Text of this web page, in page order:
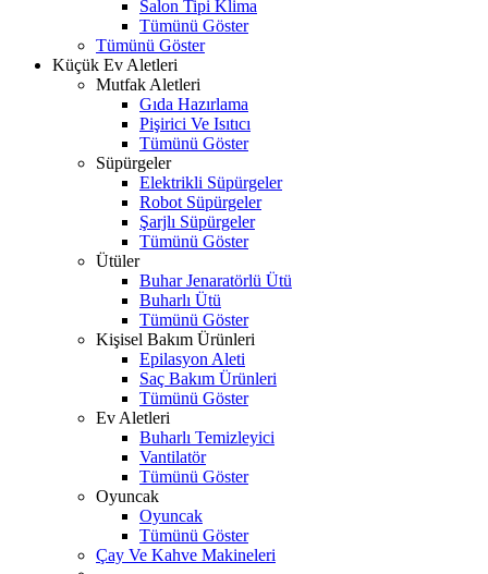
Salon Tipi Klima
Tümünü Göster
Tümünü Göster
Küçük Ev Aletleri
Mutfak Aletleri
Gıda Hazırlama
Pişirici Ve Isıtıcı
Tümünü Göster
Süpürgeler
Elektrikli Süpürgeler
Robot Süpürgeler
Şarjlı Süpürgeler
Tümünü Göster
Ütüler
Buhar Jenaratörlü Ütü
Buharlı Ütü
Tümünü Göster
Kişisel Bakım Ürünleri
Epilasyon Aleti
Saç Bakım Ürünleri
Tümünü Göster
Ev Aletleri
Buharlı Temizleyici
Vantilatör
Tümünü Göster
Oyuncak
Oyuncak
Tümünü Göster
Çay Ve Kahve Makineleri